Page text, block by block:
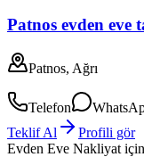
Patnos evden eve
Patnos, Ağrı
Telefon
Teklif Al
Profili gör
Evden Eve Nakliyat